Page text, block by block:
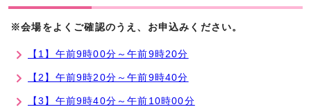
※会場をよくご確認のうえ、お申込みください。
【1】午前9時00分～午前9時20分
【2】午前9時20分～午前9時40分
【3】午前9時40分～午前10時00分